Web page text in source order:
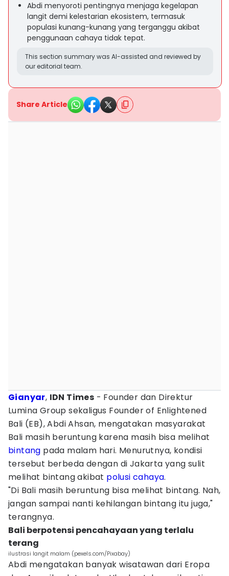
Abdi menyoroti pentingnya menjaga kegelapan
langit demi kelestarian ekosistem, termasuk
populasi kunang-kunang yang terganggu akibat
penggunaan cahaya tidak tepat.
This section summary was AI-assisted and reviewed by
our editorial team.
Share Article
Gianyar, IDN Times - Founder dan Direktur
Lumina Group sekaligus Founder of Enlightened
Bali (EB), Abdi Ahsan, mengatakan masyarakat
Bali masih beruntung karena masih bisa melihat
bintang pada malam hari. Menurutnya, kondisi
tersebut berbeda dengan di Jakarta yang sulit
melihat bintang akibat polusi cahaya.
"Di Bali masih beruntung bisa melihat bintang. Nah,
jangan sampai nanti kehilangan bintang itu juga,"
terangnya.
Bali berpotensi pencahayaan yang terlalu
terang
ilustrasi langit malam (pexels.com/Pixabay)
Abdi mengatakan banyak wisatawan dari Eropa